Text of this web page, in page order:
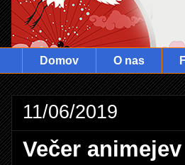
Domov O nas
11/06/2019
Večer